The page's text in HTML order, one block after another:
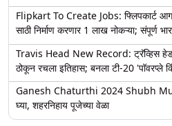
Flipkart To Create Jobs: फ्लिपकार्ट
साठी निर्माण करणार 1 लाख नोकऱ्या; संपूर्ण
Travis Head New Record: ट्रॅव्हिस
ठोकून रचला इतिहास; बनला टी-20 'पॉवरप्ले
Ganesh Chaturthi 2024 Shubh
घ्या, शहरनिहाय पूजेच्या वेळा